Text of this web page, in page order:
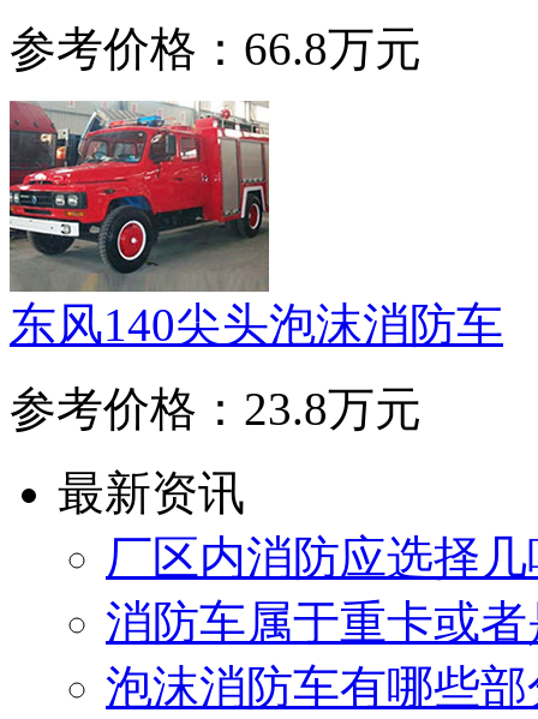
参考价格：66.8万元
东风140尖头泡沫消防车
参考价格：23.8万元
最新资讯
厂区内消防应选择
消防车属于重卡或者
泡沫消防车有哪些